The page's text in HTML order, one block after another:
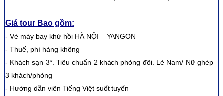
Giá tour Bao gồm:
- Vé máy bay khứ hồi HÀ NỘI – YANGON
- Thuế, phí hàng không
- Khách sạn 3*. Tiêu chuẩn 2 khách phòng đôi. Lẻ Nam/ Nữ ghép
3 khách/phòng
- Hướng dẫn viên Tiếng Việt suốt tuyến